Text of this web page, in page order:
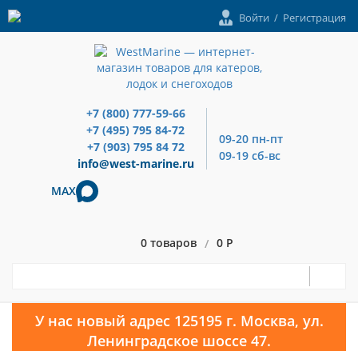
Войти / Регистрация
+7 (800) 777-59-66
+7 (495) 795 84-72
+7 (903) 795 84 72
info@west-marine.ru
09-20 пн-пт
09-19 сб-вс
MAX
0 товаров / 0 Р
У нас новый адрес 125195 г. Москва, ул.
Ленинградское шоссе 47.